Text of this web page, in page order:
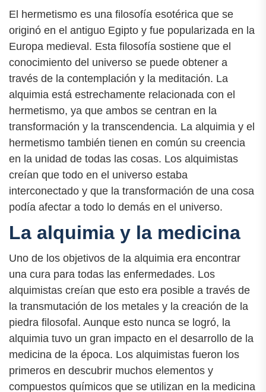
El hermetismo es una filosofía esotérica que se
originó en el antiguo Egipto y fue popularizada en la
Europa medieval. Esta filosofía sostiene que el
conocimiento del universo se puede obtener a
través de la contemplación y la meditación. La
alquimia está estrechamente relacionada con el
hermetismo, ya que ambos se centran en la
transformación y la transcendencia. La alquimia y el
hermetismo también tienen en común su creencia
en la unidad de todas las cosas. Los alquimistas
creían que todo en el universo estaba
interconectado y que la transformación de una cosa
podía afectar a todo lo demás en el universo.
La alquimia y la medicina
Uno de los objetivos de la alquimia era encontrar
una cura para todas las enfermedades. Los
alquimistas creían que esto era posible a través de
la transmutación de los metales y la creación de la
piedra filosofal. Aunque esto nunca se logró, la
alquimia tuvo un gran impacto en el desarrollo de la
medicina de la época. Los alquimistas fueron los
primeros en descubrir muchos elementos y
compuestos químicos que se utilizan en la medicina